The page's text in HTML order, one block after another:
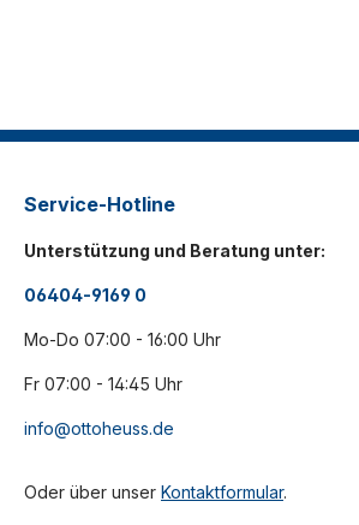
Service-Hotline
Unterstützung und Beratung unter:
06404-9169 0
Mo-Do 07:00 - 16:00 Uhr
Fr 07:00 - 14:45 Uhr
info@ottoheuss.de
Oder über unser Kontaktformular.